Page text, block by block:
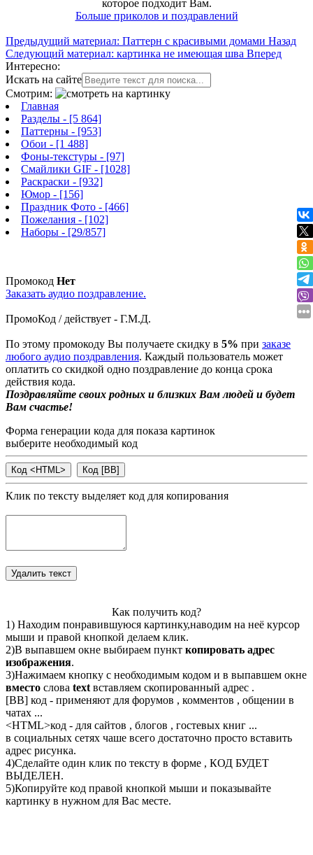
которое подходит Вам.
Больше приколов и поздравлений
Предыдущий материал: Паттерн с красивыми домами Назад
Следующий материал: картинка не имеющая шва Вперед
Интересно:
Искать на сайте
Смотрим:
Главная
Разделы - [5 864]
Паттерны - [953]
Обои - [1 488]
Фоны-текстуры - [97]
Смайлики GIF - [1028]
Раскраски - [932]
Юмор - [156]
Праздник Фото - [466]
Пожелания - [102]
Наборы - [29/857]
Промокод Нет
Заказать аудио поздравление.
ПромоКод / действует - Г.М.Д.
По этому промокоду Вы получаете скидку в 5% при заказе
любого аудио поздравления. Каждый пользователь может
оплатить со скидкой одно поздравление до конца срока
действия кода.
Поздравляйте своих родных и близких Вам людей и будет
Вам счастье!
Форма генерации кода для показа картинок
выберите необходимый код
Клик по тексту выделяет код для копирования
Как получить код?
1) Находим понравившуюся картинку,наводим на неё курсор
мыши и правой кнопкой делаем клик.
2)В выпавшем окне выбираем пункт копировать адрес
изображения.
3)Нажимаем кнопку с необходимым кодом и в выпавшем окне
вместо слова text вставляем скопированный адрес .
[BB] код - применяют для форумов , комментов , общении в
чатах ...
<HTML>код - для сайтов , блогов , гостевых книг ...
в социальных сетях чаше всего достаточно просто вставить
адрес рисунка.
4)Сделайте один клик по тексту в форме , КОД БУДЕТ
ВЫДЕЛЕН.
5)Копируйте код правой кнопкой мыши и показывайте
картинку в нужном для Вас месте.